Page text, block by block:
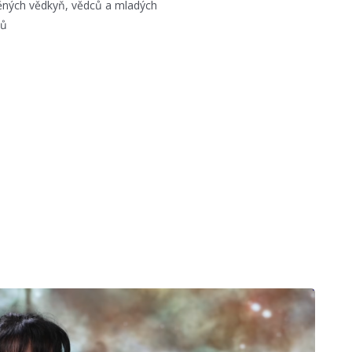
vědkyň, vědců a mladých